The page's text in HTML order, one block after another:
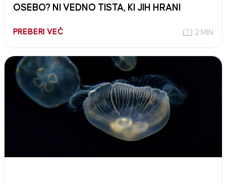
OSEBO? NI VEDNO TISTA, KI JIH HRANI
PREBERI VEČ 2 MIN